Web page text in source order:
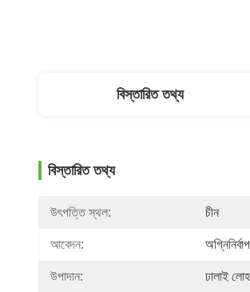
বিস্তারিত তথ্য
বিস্তারিত তথ্য
উৎপত্তি স্থল: চীন
আবেদন:
উপাদান: ঢালাই